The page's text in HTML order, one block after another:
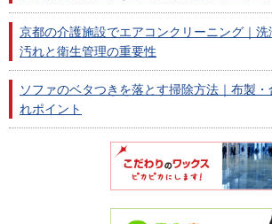
京都の介護施設でエアコンクリーニング｜
汚れと衛生管理の重要性
ソファのベタつきを落とす掃除方法｜布製・
れポイント